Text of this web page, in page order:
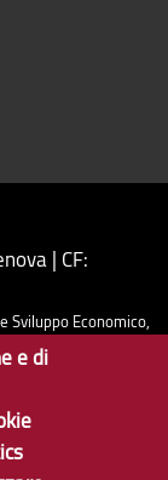
| CF:
Sviluppo Economico,
e Accessibilità
e di